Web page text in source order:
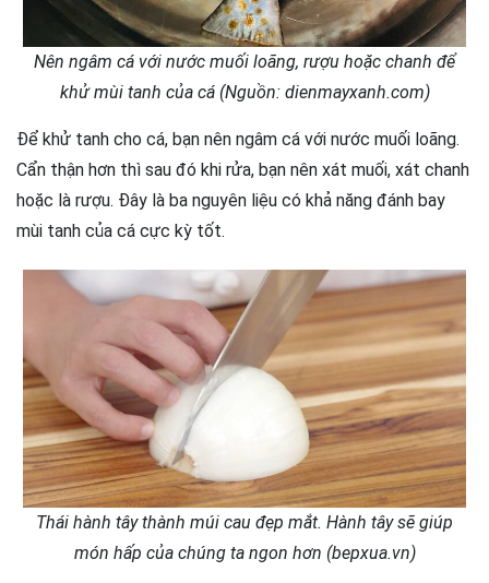
Nên ngâm cá với nước muối loãng, rượu hoặc chanh để
khử mùi tanh của cá (Nguồn: dienmayxanh.com)
Để khử tanh cho cá, bạn nên ngâm cá với nước muối loãng.
Cẩn thận hơn thì sau đó khi rửa, bạn nên xát muối, xát chanh
hoặc là rượu. Đây là ba nguyên liệu có khả năng đánh bay
mùi tanh của cá cực kỳ tốt.
Thái hành tây thành múi cau đẹp mắt. Hành tây sẽ giúp
món hấp của chúng ta ngon hơn (bepxua.vn)